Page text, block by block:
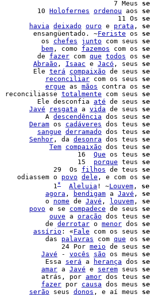
|                            7 Meus
|         10 Holofernes ordenou aos
|                             11 Os
havia deixado ouro e prata ,
|        ensangüentado. ~Feriste os
|          os chefes junto com seus
bem , como fazemos com os
|         de fazer com que todos os
Abraão , Isaac e Jacó , seus
|        Ele terá compaixão de seus
reconciliar com os seus
ergue as mãos contra os
| reconciliasse totalmente com seus
|         Ele desconfia até de seus
Javé resgata a vida de seus
|           A descendência dos seus
Deram os cadáveres dos teus
sangue derramado dos teus
Senhor , da desonra dos teus
Tem compaixão dos teus
|                   16 Que os teus
|                   15 porque teus
|             29  Os filhos de teus
|    odiassem o povo dele , e com os
|             1* Aleluia ! ~Louvem ,
agora , bendigam a Javé ,
|           o nome de Javé , louvem ,
povo e se compadece de seus
ouve a oração dos teus
|           de derrotar o menor dos
assírio : «Fale com os seus
|           das palavras com que os
|               24 Por meio de seus
Javé - vocês são os meus
|           Essa será a herança dos
amar a Javé e serem seus
|          atrás, por amor dos teus
fazer por causa dos meus
serão seus donos , e aí meus